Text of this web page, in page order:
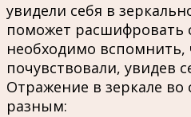
увидели себя в
поможет расшифровать
необходимо вспомнить,
почувствовали, увидев
Отражение в зеркале во
разным: